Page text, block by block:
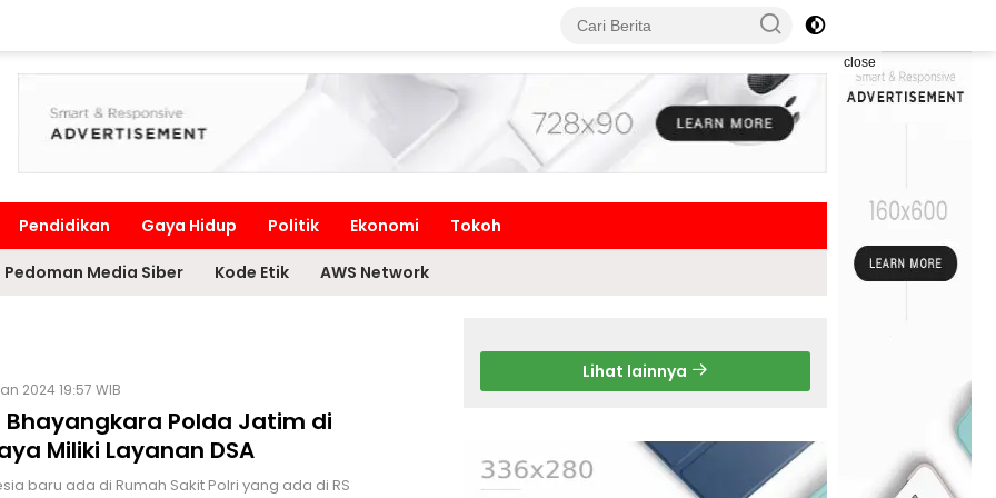
close
Pendidikan Gaya Hidup Politik Ekonomi Tokoh
Pedoman Media Siber Kode Etik AWS Network
2024 19:57 WIB
Bhayangkara Polda Jatim di
Miliki Layanan DSA
baru ada di Rumah Sakit Polri yang ada di RS
Lihat lainnya